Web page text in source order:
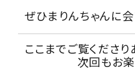
ぜひまりんちゃんに
ここまでご覧くださり
次回もお